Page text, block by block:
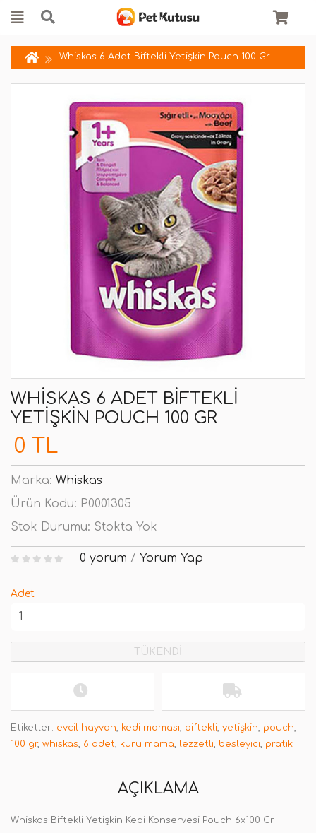
Whiskas 6 Adet Biftekli Yetişkin Pouch 100 Gr
WHISKAS 6 ADET BIFTEKLI
YETIŞKIN POUCH 100 GR
0 TL
Marka: Whiskas
Ürün Kodu: P0001305
Stok Durumu: Stokta Yok
0 yorum / Yorum Yap
Adet
TÜKENDİ
Etiketler: evcil hayvan, kedi maması, biftekli, yetişkin, pouch,
100 gr, whiskas, 6 adet, kuru mama, lezzetli, besleyici, pratik
AÇIKLAMA
Whiskas Biftekli Yetişkin Kedi Konservesi Pouch 6x100 Gr